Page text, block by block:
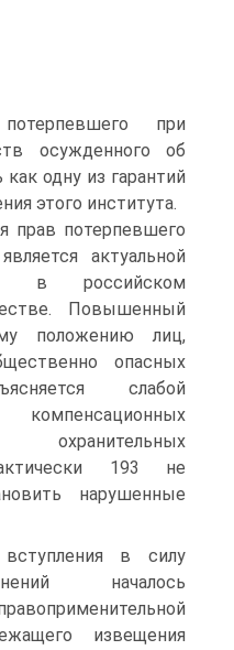
при
осужденного об
одну из гарантий
этого института.
прав потерпевшего
актуальной
в российском
Повышенный
положению лиц,
опасных
слабой
193 не
нарушенные
в силу
началось
извещения